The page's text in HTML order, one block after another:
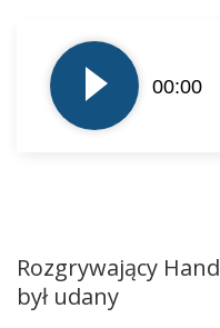
plików
dźwiękowych
00:00
Rozgrywający
był udany